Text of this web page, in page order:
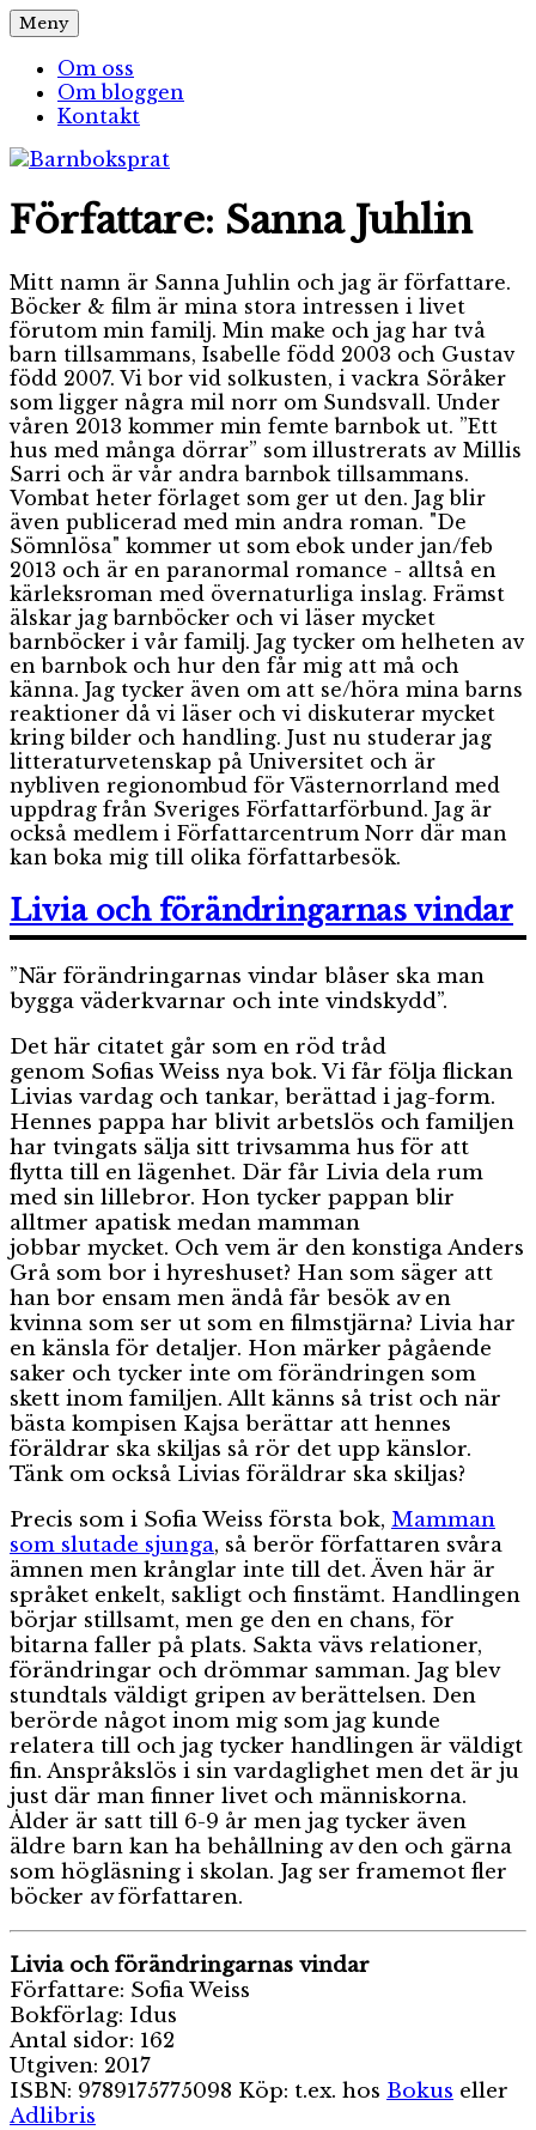
Hoppa
till
innehåll
Barnboksprat
– en blogg om barnböcker
Meny
Om oss
Om bloggen
Kontakt
Författare: Sanna Juhlin
Mitt namn är Sanna Juhlin och jag är författare.
Böcker & film är mina stora intressen i livet
förutom min familj. Min make och jag har två
barn tillsammans, Isabelle född 2003 och Gustav
född 2007. Vi bor vid solkusten, i vackra Söråker
som ligger några mil norr om Sundsvall. Under
våren 2013 kommer min femte barnbok ut. ”Ett
hus med många dörrar” som illustrerats av Millis
Sarri och är vår andra barnbok tillsammans.
Vombat heter förlaget som ger ut den. Jag blir
även publicerad med min andra roman. "De
Sömnlösa" kommer ut som ebok under jan/feb
2013 och är en paranormal romance - alltså en
kärleksroman med övernaturliga inslag. Främst
älskar jag barnböcker och vi läser mycket
barnböcker i vår familj. Jag tycker om helheten av
en barnbok och hur den får mig att må och
känna. Jag tycker även om att se/höra mina barns
reaktioner då vi läser och vi diskuterar mycket
kring bilder och handling. Just nu studerar jag
litteraturvetenskap på Universitet och är
nybliven regionombud för Västernorrland med
uppdrag från Sveriges Författarförbund. Jag är
också medlem i Författarcentrum Norr där man
kan boka mig till olika författarbesök.
Livia och förändringarnas vindar
”När förändringarnas vindar blåser ska man
bygga väderkvarnar och inte vindskydd”.
Det här citatet går som en röd tråd
genom Sofias Weiss nya bok. Vi får följa flickan
Livias vardag och tankar, berättad i jag-form.
Hennes pappa har blivit arbetslös och familjen
har tvingats sälja sitt trivsamma hus för att
flytta till en lägenhet. Där får Livia dela rum
med sin lillebror. Hon tycker pappan blir
alltmer apatisk medan mamman
jobbar mycket. Och vem är den konstiga Anders
Grå som bor i hyreshuset? Han som säger att
han bor ensam men ändå får besök av en
kvinna som ser ut som en filmstjärna? Livia har
en känsla för detaljer. Hon märker pågående
saker och tycker inte om förändringen som
skett inom familjen. Allt känns så trist och när
bästa kompisen Kajsa berättar att hennes
föräldrar ska skiljas så rör det upp känslor.
Tänk om också Livias föräldrar ska skiljas?
Precis som i Sofia Weiss första bok, Mamman
som slutade sjunga, så berör författaren svåra
ämnen men krånglar inte till det. Även här är
språket enkelt, sakligt och finstämt. Handlingen
börjar stillsamt, men ge den en chans, för
bitarna faller på plats. Sakta vävs relationer,
förändringar och drömmar samman. Jag blev
stundtals väldigt gripen av berättelsen. Den
berörde något inom mig som jag kunde
relatera till och jag tycker handlingen är väldigt
fin. Anspråkslös i sin vardaglighet men det är ju
just där man finner livet och människorna.
Ålder är satt till 6-9 år men jag tycker även
äldre barn kan ha behållning av den och gärna
som högläsning i skolan. Jag ser framemot fler
böcker av författaren.
Livia och förändringarnas vindar
Författare: Sofia Weiss
Bokförlag: Idus
Antal sidor: 162
Utgiven: 2017
ISBN: 9789175775098 Köp: t.ex. hos Bokus eller
Adlibris